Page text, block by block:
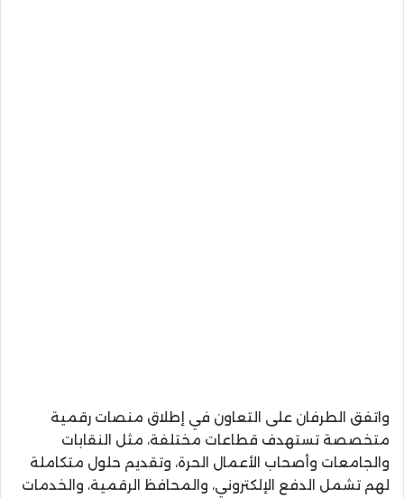
واتفق الطرفان على التعاون في إطلاق منصات رقمية
متخصصة تستهدف قطاعات مختلفة، مثل النقابات
والجامعات وأصحاب الأعمال الحرة، وتقديم حلول متكاملة
لهم تشمل الدفع الإلكتروني، والمحافظ الرقمية، والخدمات